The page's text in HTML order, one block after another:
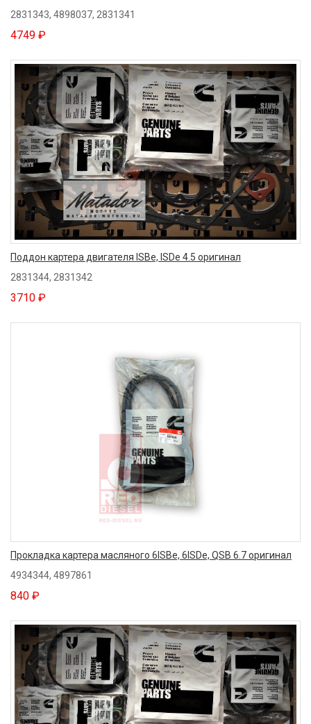
2831343, 4898037, 2831341
4749 ₽
Поддон картера двигателя ISBe, ISDe 4.5 оригинал
2831344, 2831342
3710 ₽
Прокладка картера масляного 6ISBe, 6ISDe, QSB 6.7 оригинал
4934344, 4897861
840 ₽